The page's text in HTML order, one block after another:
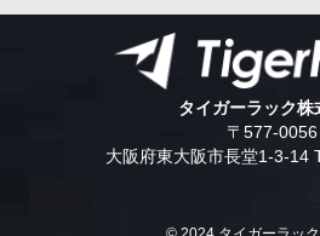
タイガーラック株
〒577-0056
大阪府東大阪市長堂1-3-14